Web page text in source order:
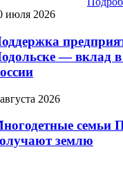
июля 2026
— вклад в
2026
семьи
землю